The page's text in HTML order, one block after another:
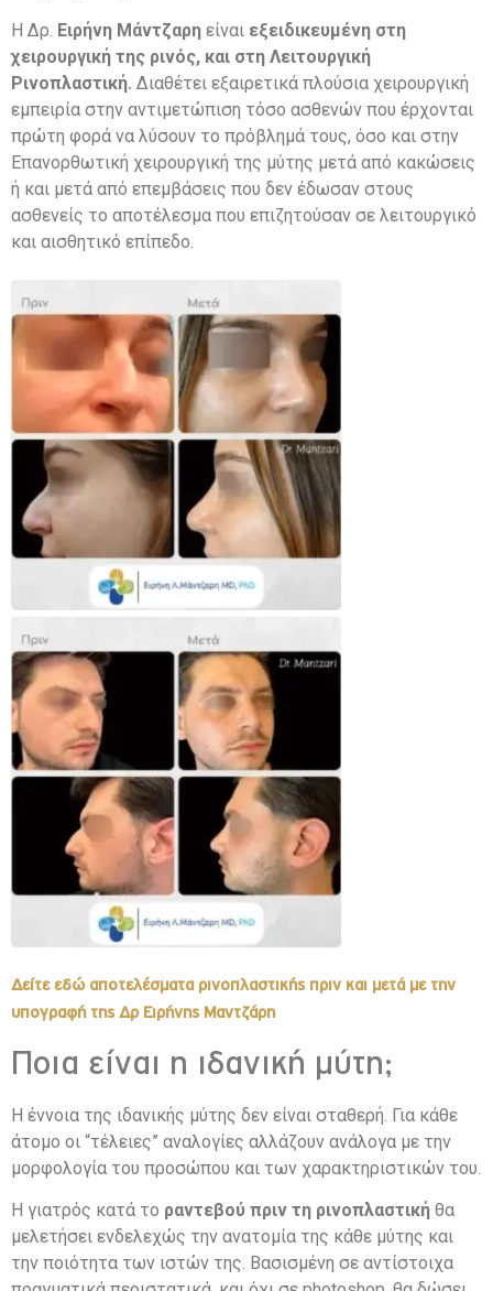
Η Δρ. Ειρήνη Μάντζαρη είναι εξειδικευμένη στη
χειρουργική της ρινός, και στη Λειτουργική
Ρινοπλαστική. Διαθέτει εξαιρετικά πλούσια χειρουργική
εμπειρία στην αντιμετώπιση τόσο ασθενών που έρχονται
πρώτη φορά να λύσουν το πρόβλημά τους, όσο και στην
Επανορθωτική χειρουργική της μύτης μετά από κακώσεις
ή και μετά από επεμβάσεις που δεν έδωσαν στους
ασθενείς το αποτέλεσμα που επιζητούσαν σε λειτουργικό
και αισθητικό επίπεδο.
Δείτε εδώ αποτελέσματα ρινοπλαστικής πριν και μετά με την
υπογραφή της Δρ Ειρήνης Μαντζάρη
Ποια είναι η ιδανική μύτη;
Η έννοια της ιδανικής μύτης δεν είναι σταθερή. Για κάθε
άτομο οι “τέλειες” αναλογίες αλλάζουν ανάλογα με την
μορφολογία του προσώπου και των χαρακτηριστικών του.
Η γιατρός κατά το ραντεβού πριν τη ρινοπλαστική θα
μελετήσει ενδελεχώς την ανατομία της κάθε μύτης και
την ποιότητα των ιστών της. Βασισμένη σε αντίστοιχα